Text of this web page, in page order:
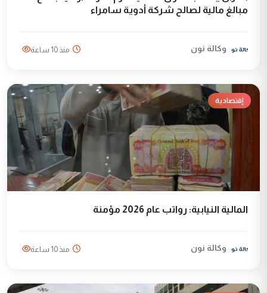
مبالغ مالية لصالح شركة أدوية سامراء
وكالة نون منذ 10 ساعة
إقتصادية
المالية النيابية: رواتب عام 2026 مؤمنة
وكالة نون منذ 10 ساعة